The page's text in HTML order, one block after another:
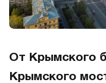
От Крымского
Крымского